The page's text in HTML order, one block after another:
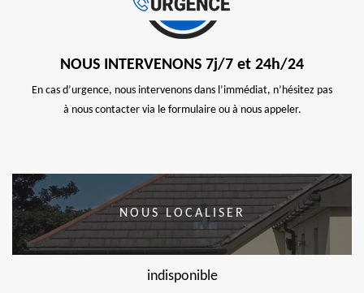
NOUS INTERVENONS 7j/7 et 24h/24
En cas d’urgence, nous intervenons dans l’immédiat, n’hésitez pas
à nous contacter via le formulaire ou à nous appeler.
NOUS LOCALISER
indisponible